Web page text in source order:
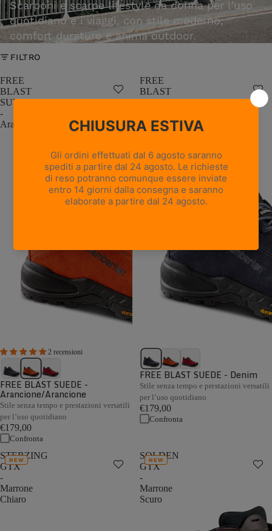
Scarponi e scarpe lifestyle da donna per l'uso
quotidiano e i viaggi, con stile moderno,
comfort duraturo e anima outdoor.
FILTRO
FREE
BLAST
SUEDE
-
Arancione/Arancione
2 recensioni
FREE BLAST SUEDE -
Arancione/Arancione
Stile senza tempo e prestazioni versatili
per l’uso quotidiano
€179,00
Confronta
FREE
BLAST
SUEDE
Denim
FREE BLAST SUEDE - Denim
Stile senza tempo e prestazioni versatili
per l’uso quotidiano
€179,00
Confronta
STERZING
GTX
-
Marrone
Chiaro
NEW
SOLDEN
GTX
-
Marrone
Scuro
NEW